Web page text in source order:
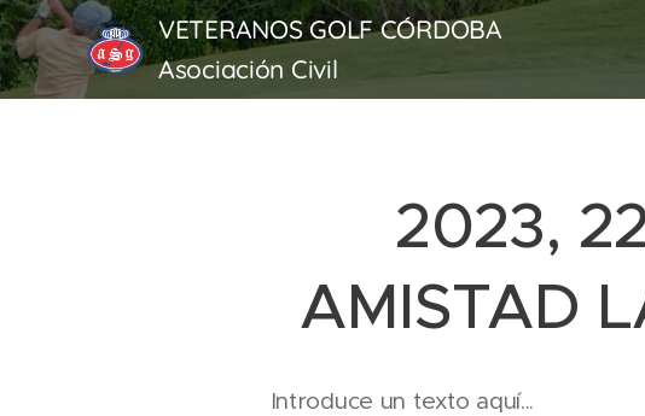
VETERANOS GOLF CÓRDOBA
Asociación Civil
2023,
AMISTAD
Introduce un texto aquí...